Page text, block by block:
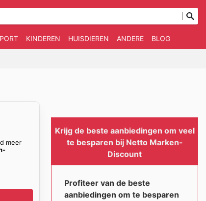
KINDEREN HUISDIEREN ANDERE BLOG
meer
Krijg de beste aanbiedingen om veel
te besparen bij Netto Marken-
Discount
Profiteer van de beste
aanbiedingen om te besparen